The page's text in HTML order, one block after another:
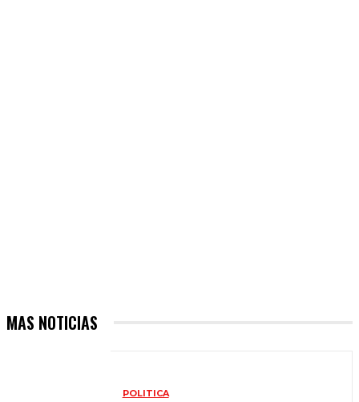
MAS NOTICIAS
POLITICA